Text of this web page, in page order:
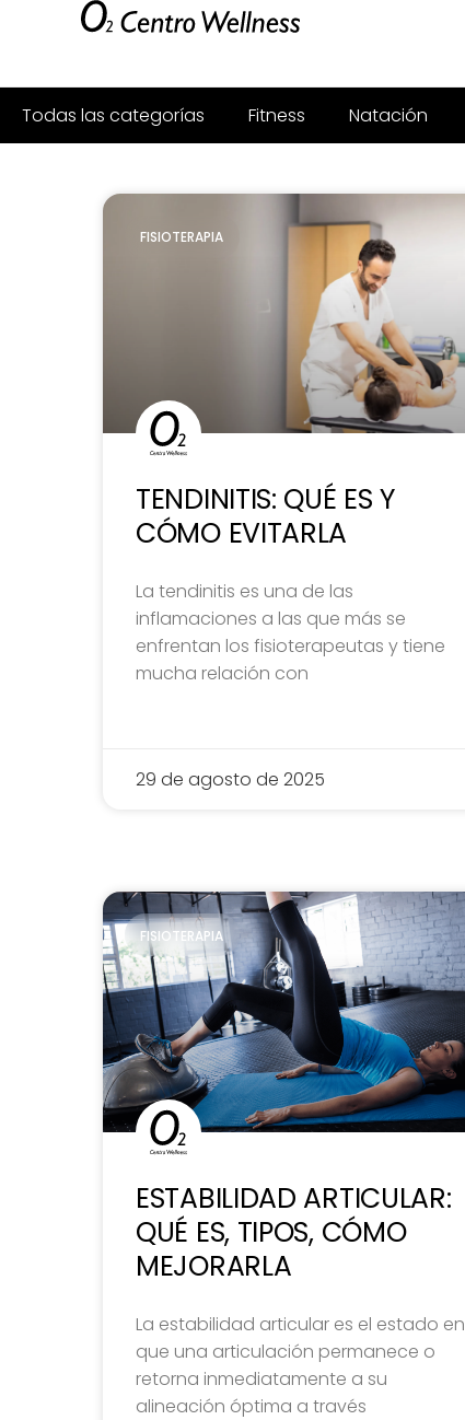
Todas las categorías Fitness Natación
FISIOTERAPIA
TENDINITIS: QUÉ ES Y
CÓMO EVITARLA
La tendinitis es una de las
inflamaciones a las que más se
enfrentan los fisioterapeutas y tiene
mucha relación con
29 de agosto de 2025
FISIOTERAPIA
ESTABILIDAD ARTICULAR:
QUÉ ES, TIPOS, CÓMO
MEJORARLA
La estabilidad articular es el estado en
que una articulación permanece o
retorna inmediatamente a su
alineación óptima a través